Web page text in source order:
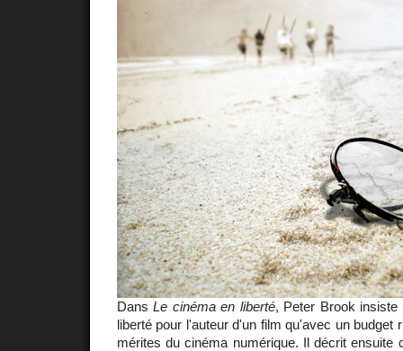
DansLe cinéma en liberté, Peter Brook
liberté pour l'auteur d'un film qu'avec un budget
mérites du cinéma numérique. Il décrit ensuite